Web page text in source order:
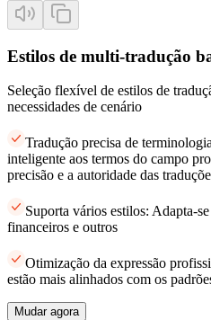
Estilos de multi-tradução
Seleção flexível de estilos de
necessidades de cenário
Tradução precisa de
inteligente aos termos do campo
precisão e a autoridade das
Suporta vários estilos: Adapta-
financeiros e outros
Otimização da expressão
estão mais alinhados com os
Mudar agora